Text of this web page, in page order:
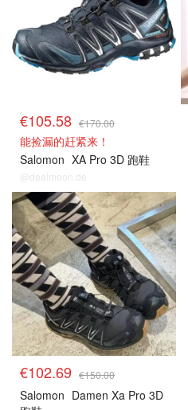
€105.58 €170.00
能捡漏的赶紧来！
Salomon XA Pro 3D 跑鞋
@dealmoon.de
€102.69 €150.00
Salomon Damen Xa Pro 3D